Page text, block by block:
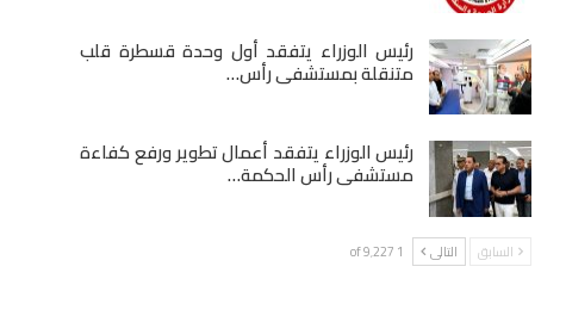
رئيس الوزراء يتفقد أول وحدة قسطرة قلب
متنقلة بمستشفى رأس…
رئيس الوزراء يتفقد أعمال تطوير ورفع كفاءة
مستشفى رأس الحكمة…
السابق التالى 1 of 9٬227